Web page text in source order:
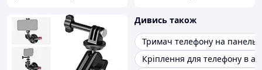
Дивись також
Тримач телефону на панель
Кріплення для телефону в